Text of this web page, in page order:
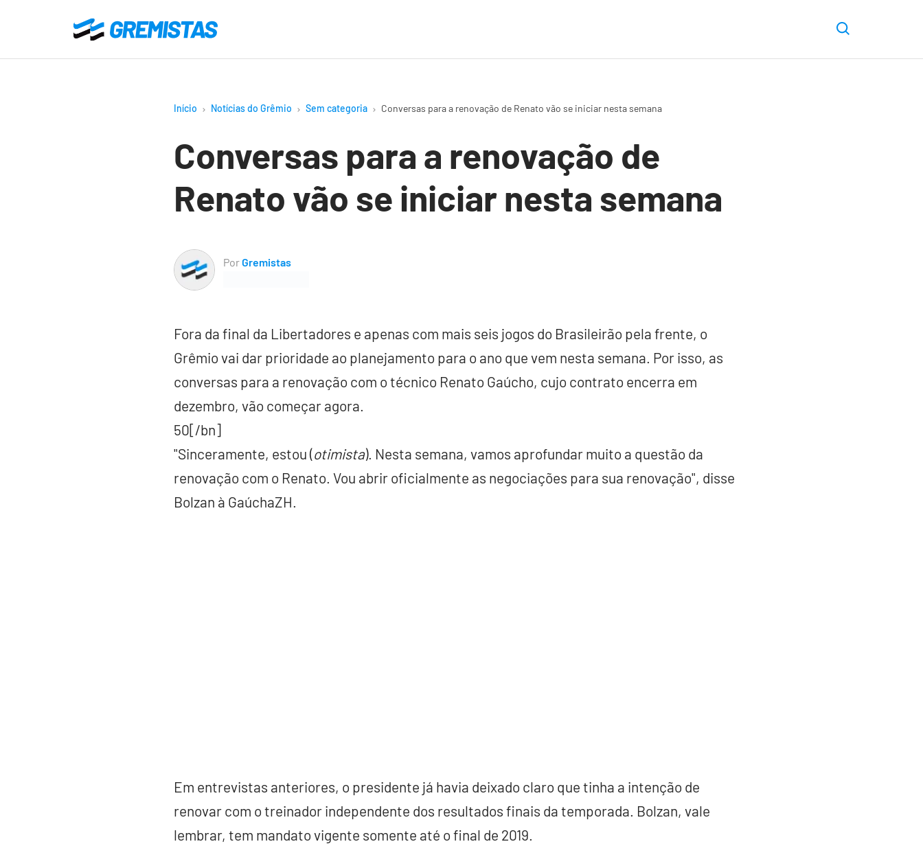
o
Gremistas
Início Notícias do Grêmio Sem categoria Conversas para a renovação de Renato vão se iniciar nesta semana
Conversas para a renovação de
Renato vão se iniciar nesta semana
PorGremistas
Fora da final da Libertadores e apenas com mais seis jogos do Brasileirão pela frente, o
Grêmio vai dar prioridade ao planejamento para o ano que vem nesta semana. Por isso, as
conversas para a renovação com o técnico Renato Gaúcho, cujo contrato encerra em
dezembro, vão começar agora.
50[/bn]
"Sinceramente, estou (otimista). Nesta semana, vamos aprofundar muito a questão da
renovação com o Renato. Vou abrir oficialmente as negociações para sua renovação", disse
Bolzan à GaúchaZH.
Em entrevistas anteriores, o presidente já havia deixado claro que tinha a intenção de
renovar com o treinador independente dos resultados finais da temporada. Bolzan, vale
lembrar, tem mandato vigente somente até o final de 2019.